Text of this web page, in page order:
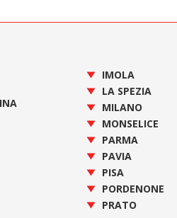
IMOLA
LA SPEZIA
MILANO
MONSELICE
PARMA
PAVIA
PISA
PORDENONE
PRATO